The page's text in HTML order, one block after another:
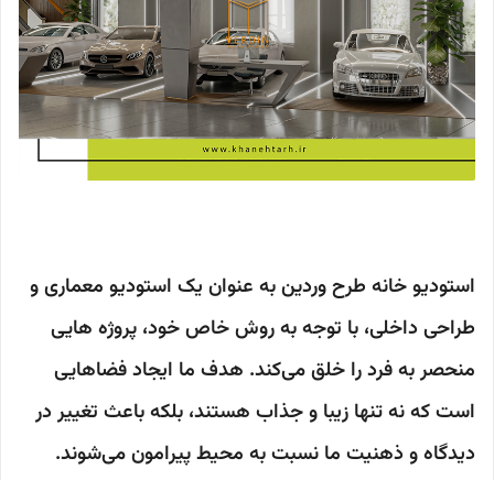
استودیو خانه طرح وردین به عنوان یک استودیو معماری و
طراحی داخلی، با توجه به روش خاص خود، پروژه هایی
منحصر به فرد را خلق می‌کند. هدف ما ایجاد فضاهایی
است که نه تنها زیبا و جذاب هستند، بلکه باعث تغییر در
دیدگاه و ذهنیت ما نسبت به محیط پیرامون می‌شوند.